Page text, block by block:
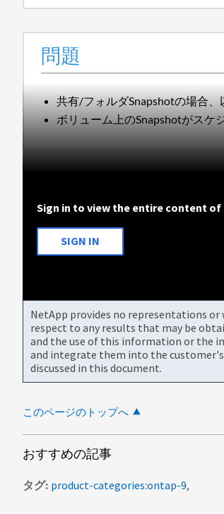
問題
共有/フォルダSnapshotの場合
ボリューム上のSnapshotがスケ
Sign in to view the entire content of
SIGN IN
NetApp provides no representations
respect to any results that may be
and the use of this information or the
and integrate them into the
discussed in this document.
このページのトップへ
おすすめの記事
タグ product-categories:ontap-9